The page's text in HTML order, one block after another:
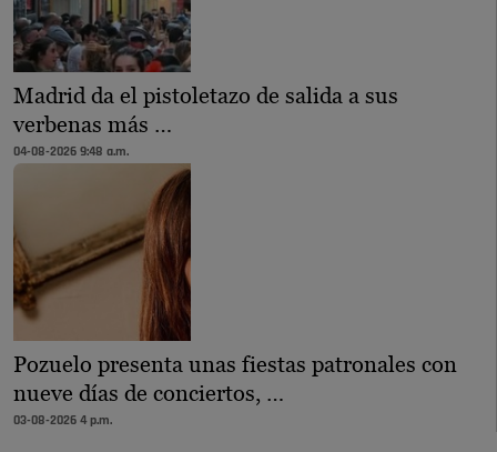
Madrid da el pistoletazo de salida a sus
verbenas más …
04-08-2026 9:48 a.m.
Pozuelo presenta unas fiestas patronales con
nueve días de conciertos, …
03-08-2026 4 p.m.